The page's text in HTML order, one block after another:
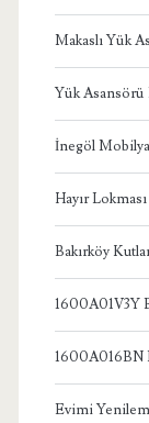
Makaslı Yük
Yük Asansörü
İnegöl
Hayır
Bakırköy
1600A01V3Y
1600A016BN
Evimi